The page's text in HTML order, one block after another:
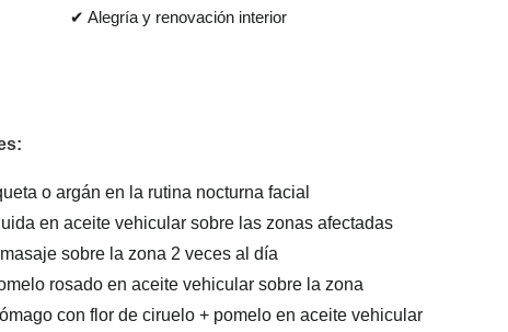
✔ Alegría y renovación interior
o argán en la rutina nocturna facial
en aceite vehicular sobre las zonas afectadas
sobre la zona 2 veces al día
rosado en aceite vehicular sobre la zona
con flor de ciruelo + pomelo en aceite vehicular